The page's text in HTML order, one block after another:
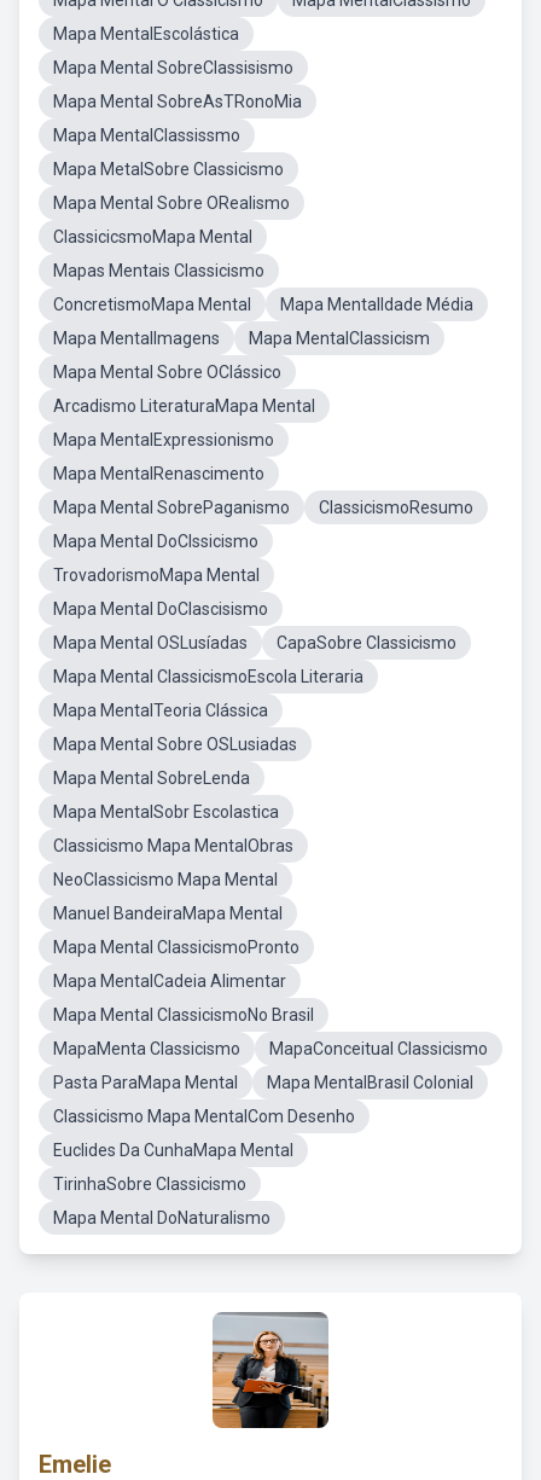
Mapa MentalEscolástica
Mapa Mental SobreClassisismo
Mapa Mental SobreAsTRonoMia
Mapa MentalClassissmo
Mapa MetalSobre Classicismo
Mapa Mental Sobre ORealismo
ClassicicsmoMapa Mental
Mapas Mentais Classicismo
ConcretismoMapa Mental
Mapa MentalIdade Média
Mapa MentalImagens
Mapa MentalClassicism
Mapa Mental Sobre OClássico
Arcadismo LiteraturaMapa Mental
Mapa MentalExpressionismo
Mapa MentalRenascimento
Mapa Mental SobrePaganismo
ClassicismoResumo
Mapa Mental DoClssicismo
TrovadorismoMapa Mental
Mapa Mental DoClascisismo
Mapa Mental OSLusíadas
CapaSobre Classicismo
Mapa Mental ClassicismoEscola Literaria
Mapa MentalTeoria Clássica
Mapa Mental Sobre OSLusiadas
Mapa Mental SobreLenda
Mapa MentalSobr Escolastica
Classicismo Mapa MentalObras
NeoClassicismo Mapa Mental
Manuel BandeiraMapa Mental
Mapa Mental ClassicismoPronto
Mapa MentalCadeia Alimentar
Mapa Mental ClassicismoNo Brasil
MapaMenta Classicismo
MapaConceitual Classicismo
Pasta ParaMapa Mental
Mapa MentalBrasil Colonial
Classicismo Mapa MentalCom Desenho
Euclides Da CunhaMapa Mental
TirinhaSobre Classicismo
Mapa Mental DoNaturalismo
Emelie